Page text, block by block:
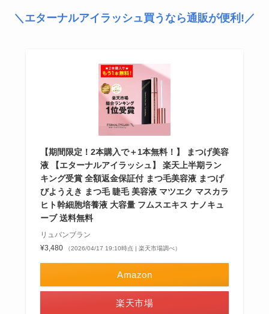
＼エターナルアイラッシュ買うなら通販が便利!／
【期間限定！2本購入で＋1本無料！】 まつげ美容
液 【エターナルアイラッシュ】 楽天上半期ラン
キング受賞 全額返金保証付 まつ毛美容液 まつげ
びようえき まつ毛 睫毛 美容液 マツエク マスカラ
ヒト幹細胞培養液 大容量 フムスエキス ナノキュ
ーブ 送料無料
リュバンブラン
¥3,480
（2026/04/17 19:10時点 | 楽天市場調べ）
Amazon
楽天市場